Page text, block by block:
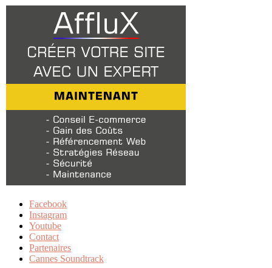
Facebook
Instagram
Youtube
Contact
Partenaires
Cannes Soundtrack